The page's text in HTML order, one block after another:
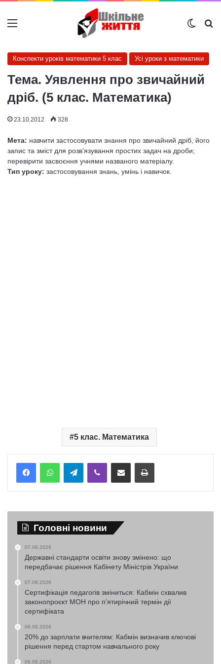
Меню
Конспекти уроків математики 5 клас Усі уроки з математики
Тема. Уявлення про звичайний
дріб. (5 клас. Математика)
23.10.2012 328
Мета: навчити застосовувати знання про звичайний дріб, його
запис та зміст для розв’язування простих задач на дроби;
перевірити засвоєння учнями названого матеріалу.
Тип уроку: застосовування знань, умінь і навичок.
5 клас. Математика
TelegramViber Надіслати електронною поштоюНадрукувати
Головні новини
07.08.2026
Державні стандарти освіти знову змінено: що
передбачає рішення Кабінету Міністрів України
07.08.2026
Сертифікація педагогів зміниться: Кабмін схвалив
законопроєкт МОН про п’ятирічний термін дії
сертифіката
06.08.2026
20% до зарплати вчителям: Кабмін визначив ключові
рішення перед стартом навчального року
06.08.2026